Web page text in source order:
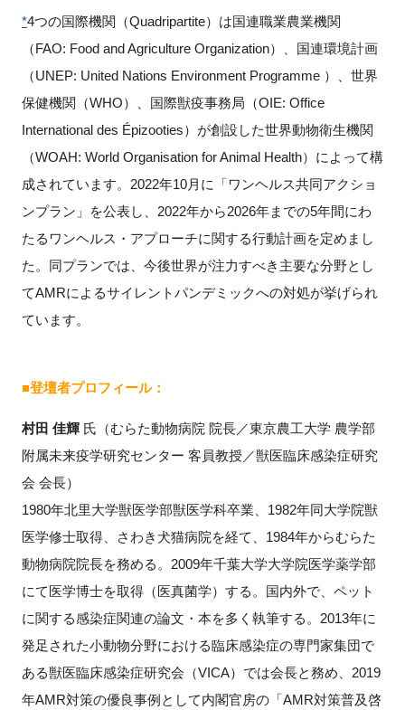
*4つの国際機関（Quadripartite）は国連職業農業機関
（FAO: Food and Agriculture Organization）、国連環境計画
（UNEP: United Nations Environment Programme ）、世界
保健機関（WHO）、国際獣疫事務局（OIE: Office
International des Épizooties）が創設した世界動物衛生機関
（WOAH: World Organisation for Animal Health）によって構
成されています。2022年10月に「ワンヘルス共同アクショ
ンプラン」を公表し、2022年から2026年までの5年間にわ
たるワンヘルス・アプローチに関する行動計画を定めまし
た。同プランでは、今後世界が注力すべき主要な分野とし
てAMRによるサイレントパンデミックへの対処が挙げられ
ています。
■登壇者プロフィール：
村田 佳輝 氏（むらた動物病院 院長／東京農工大学 農学部
附属未来疫学研究センター 客員教授／獣医臨床感染症研究
会 会長）
1980年北里大学獣医学部獣医学科卒業、1982年同大学院獣
医学修士取得、さわき犬猫病院を経て、1984年からむらた
動物病院院長を務める。2009年千葉大学大学院医学薬学部
にて医学博士を取得（医真菌学）する。国内外で、ペット
に関する感染症関連の論文・本を多く執筆する。2013年に
発足された小動物分野における臨床感染症の専門家集団で
ある獣医臨床感染症研究会（VICA）では会長と務め、2019
年AMR対策の優良事例として内閣官房の「AMR対策普及啓